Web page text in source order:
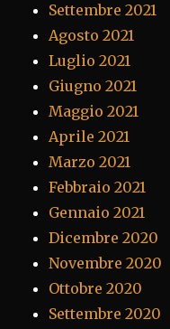
Settembre 2021
Agosto 2021
Luglio 2021
Giugno 2021
Maggio 2021
Aprile 2021
Marzo 2021
Febbraio 2021
Gennaio 2021
Dicembre 2020
Novembre 2020
Ottobre 2020
Settembre 2020